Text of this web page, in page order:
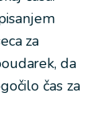
za
da
čas za